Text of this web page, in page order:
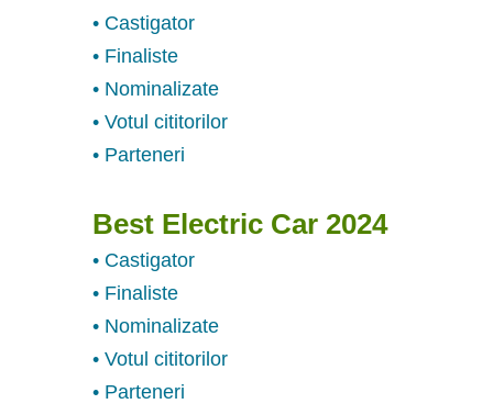
• Castigator
• Finaliste
• Nominalizate
• Votul cititorilor
• Parteneri
Best Electric Car 2024
• Castigator
• Finaliste
• Nominalizate
• Votul cititorilor
• Parteneri